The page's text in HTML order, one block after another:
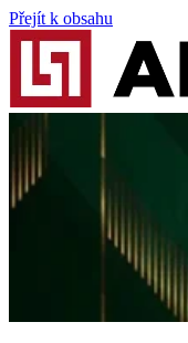
Přejít k obsahu